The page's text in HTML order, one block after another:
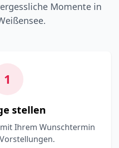
Momente in
1
stellen
Ihrem Wunschtermin